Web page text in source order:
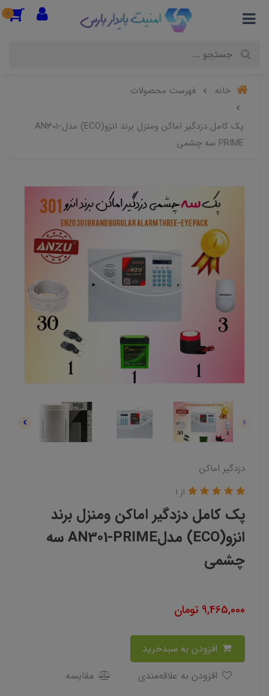
0
خانه فهرست محصولات
پک کامل دزدگیر اماکن ومنزل برند انزو(ECO) مدلAN301-
PRIME سه چشمی
دزدگیر اماکن
پک کامل دزدگیر اماکن ومنزل برند
انزو(ECO) مدلAN301-PRIME سه
چشمی
از 1
9,465,000 تومان
مقایسه